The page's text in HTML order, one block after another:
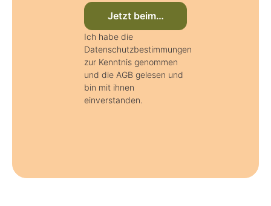
Jetzt beim Newsletter anmelden
Ich habe die
Datenschutzbestimmungen
zur Kenntnis genommen
und die AGB gelesen und
bin mit ihnen
einverstanden.